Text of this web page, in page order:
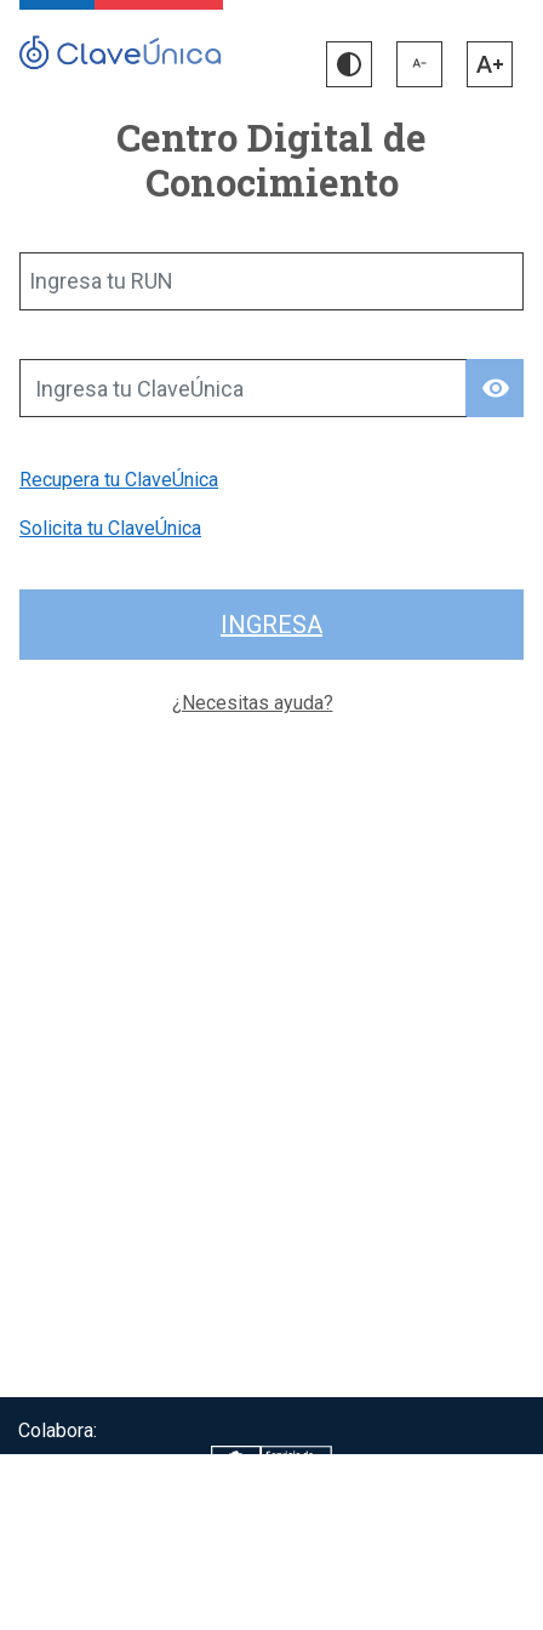
Centro Digital de
Conocimiento
Ingresa tu RUN
visibility
Ingresa tu ClaveÚnica
Recupera tu ClaveÚnica
Solicita tu ClaveÚnica
INGRESA
¿Necesitas ayuda?
Colabora: